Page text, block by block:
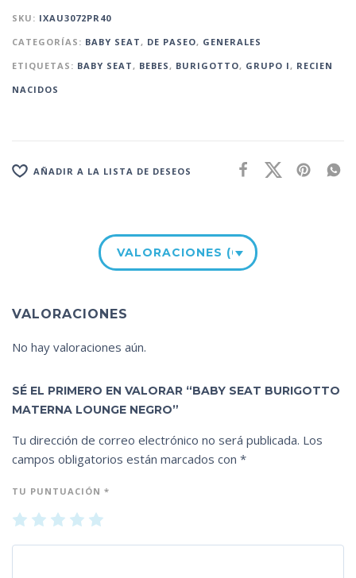
SKU: IXAU3072PR40
CATEGORÍAS: BABY SEAT, DE PASEO, GENERALES
ETIQUETAS: BABY SEAT, BEBES, BURIGOTTO, GRUPO I, RECIEN
NACIDOS
AÑADIR A LA LISTA DE DESEOS
VALORACIONES (0)
VALORACIONES
No hay valoraciones aún.
SÉ EL PRIMERO EN VALORAR “BABY SEAT BURIGOTTO
MATERNA LOUNGE NEGRO”
Tu dirección de correo electrónico no será publicada. Los
campos obligatorios están marcados con *
TU PUNTUACIÓN *
1
de
2
de
3
de
4
de de